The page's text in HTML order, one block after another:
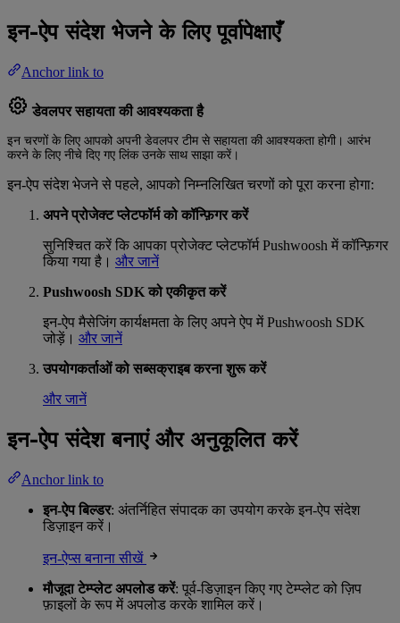
इन-ऐप संदेश भेजने के लिए पूर्वापेक्षाएँ
Anchor link to
डेवलपर सहायता की आवश्यकता है
इन चरणों के लिए आपको अपनी डेवलपर टीम से सहायता की आवश्यकता होगी। आरंभ
करने के लिए नीचे दिए गए लिंक उनके साथ साझा करें।
इन-ऐप संदेश भेजने से पहले, आपको निम्नलिखित चरणों को पूरा करना होगा:
अपने प्रोजेक्ट प्लेटफॉर्म को कॉन्फ़िगर करें
सुनिश्चित करें कि आपका प्रोजेक्ट प्लेटफॉर्म Pushwoosh में कॉन्फ़िगर
किया गया है। और जानें
Pushwoosh SDK को एकीकृत करें
इन-ऐप मैसेजिंग कार्यक्षमता के लिए अपने ऐप में Pushwoosh SDK
जोड़ें। और जानें
उपयोगकर्ताओं को सब्सक्राइब करना शुरू करें
और जानें
इन-ऐप संदेश बनाएं और अनुकूलित करें
Anchor link to
इन-ऐप बिल्डर: अंतर्निहित संपादक का उपयोग करके इन-ऐप संदेश
डिज़ाइन करें।
इन-ऐप्स बनाना सीखें
मौजूदा टेम्प्लेट अपलोड करें: पूर्व-डिज़ाइन किए गए टेम्प्लेट को ज़िप
फ़ाइलों के रूप में अपलोड करके शामिल करें।